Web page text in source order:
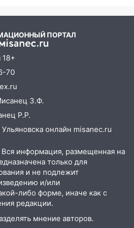
ПОРТАЛ
18+
70
З.Ф.
Р.Р.
онлайн misanec.ru
информация, размещенная на
только для
и не подлежит
и/или
либо форме, иначе как с
редакции.
мнение авторов.